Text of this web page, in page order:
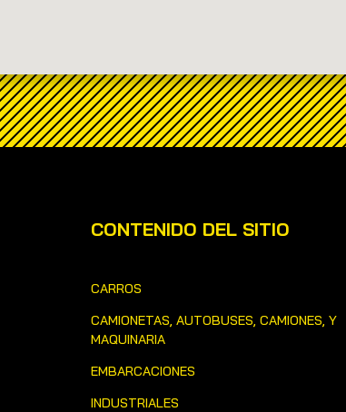
CONTENIDO DEL SITIO
CARROS
CAMIONETAS, AUTOBUSES, CAMIONES, Y
MAQUINARIA
EMBARCACIONES
INDUSTRIALES